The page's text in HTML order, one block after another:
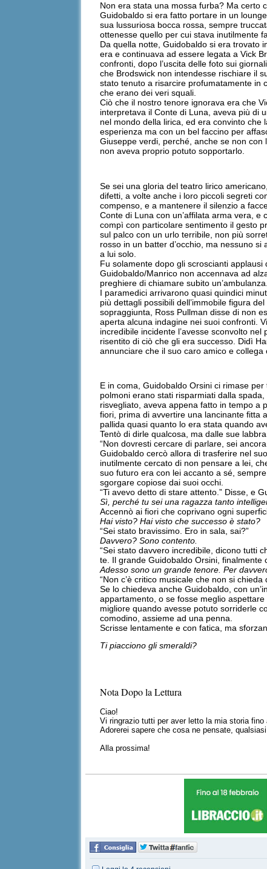
Non era stata una mossa furba? Ma certo
Guidobaldo si era fatto portare in un
sua lussuriosa bocca rossa, sempre
ottenesse quello per cui stava inutilmente
Da quella notte, Guidobaldo si era trovato
era e continuava ad essere legata a Vick
confronti, dopo l’uscita delle foto sui
che Brodswick non intendesse rischiare il
stato tenuto a risarcire profumatamente in
che erano dei veri squali.
Ciò che il nostro tenore ignorava era che
interpretava il Conte di Luna, aveva più di
nel mondo della lirica, ed era convinto
esperienza ma con un bel faccino per
Giuseppe verdi, perché, anche se non
non aveva proprio potuto sopportarlo.
Se sei una gloria del teatro lirico
difetti, a volte anche i loro piccoli segreti
compenso, e a mantenere il silenzio a
Conte di Luna con un’affilata arma vera,
compì con particolare sentimento il gesto
sul palco con un urlo terribile, non più
rosso in un batter d’occhio, ma nessuno
a lui solo.
Fu solamente dopo gli scroscianti
Guidobaldo/Manrico non accennava ad
preghiere di chiamare subito
I paramedici arrivarono quasi quindici
più dettagli possibili dell’immobile figura
sopraggiunta, Ross Pullman disse di non
aperta alcuna indagine nei suoi confronti.
incredibile incidente l’avesse sconvolto
risentito di ciò che gli era successo. Didì
annunciare che il suo caro amico e collega
E in coma, Guidobaldo Orsini ci rimase
polmoni erano stati risparmiati dalla
risvegliato, aveva appena fatto in tempo a
fiori, prima di avvertire una lancinante fitta
pallida quasi quanto lo era stata quando
Tentò di dirle qualcosa, ma dalle sue
“Non dovresti cercare di parlare, sei
Guidobaldo cercò allora di trasferire nel
inutilmente cercato di non pensare a lei,
suo futuro era con lei accanto a sé,
sgorgare copiose dai suoi occhi.
“Ti avevo detto di stare attento.” Disse, e
Sì, perché tu sei una ragazza tanto
Accennò ai fiori che coprivano ogni
Hai visto? Hai visto che successo è stato?
“Sei stato bravissimo. Ero in sala, sai?”
Davvero? Sono contento.
“Sei stato davvero incredibile, dicono tutti
te. Il grande Guidobaldo Orsini, finalmente
Adesso sono un grande tenore. Per
“Non c’è critico musicale che non si
Se lo chiedeva anche Guidobaldo, con
appartamento, o se fosse meglio
migliore quando avesse potuto sorriderle
comodino, assieme ad una penna.
Scrisse lentamente e con fatica, ma
Ti piacciono gli smeraldi?
Nota Dopo la Lettura
Ciao!
Vi ringrazio tutti per aver letto la mia storia
Adorerei sapere che cosa ne pensate,
Alla prossima!